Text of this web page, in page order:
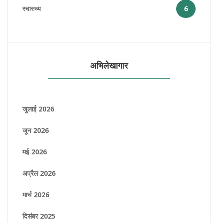
स्वास्थ्य 6
अभिलेखागार
जुलाई 2026
जून 2026
मई 2026
अप्रैल 2026
मार्च 2026
दिसंबर 2025